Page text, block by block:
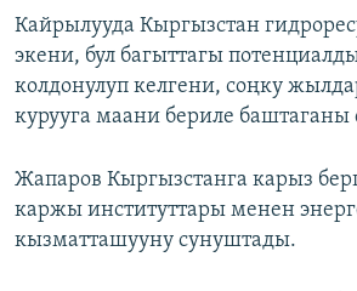
Кайрылууда Кыргызстан
экени, бул багыттагы
колдонулуп келгени, соңку
курууга маани бериле баштаганы
Жапаров Кыргызстанга карыз
каржы институттары менен
кызматташууну сунуштады.